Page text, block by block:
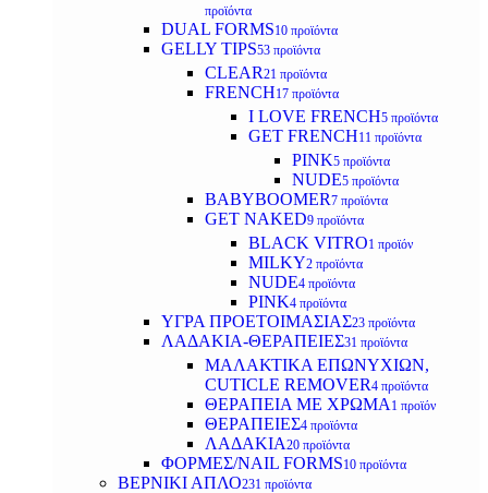
προϊόντα
DUAL FORMS10 προϊόντα
GELLY TIPS53 προϊόντα
CLEAR21 προϊόντα
FRENCH17 προϊόντα
I LOVE FRENCH5 προϊόντα
GET FRENCH11 προϊόντα
PINK5 προϊόντα
NUDE5 προϊόντα
BABYBOOMER7 προϊόντα
GET NAKED9 προϊόντα
BLACK VITRO1 προϊόν
MILKY2 προϊόντα
NUDE4 προϊόντα
PINK4 προϊόντα
ΥΓΡΑ ΠΡΟΕΤΟΙΜΑΣΙΑΣ23 προϊόντα
ΛΑΔΑΚΙΑ-ΘΕΡΑΠΕΙΕΣ31 προϊόντα
ΜΑΛΑΚΤΙΚΑ ΕΠΩΝΥΧΙΩΝ,
CUTICLE REMOVER4 προϊόντα
ΘΕΡΑΠΕΙΑ ΜΕ ΧΡΩΜΑ 1 προϊόν
ΘΕΡΑΠΕΙΕΣ4 προϊόντα
ΛΑΔΑΚΙΑ20 προϊόντα
ΦΟΡΜΕΣ/NAIL FORMS10 προϊόντα
ΒΕΡΝΙΚΙ ΑΠΛΟ231 προϊόντα